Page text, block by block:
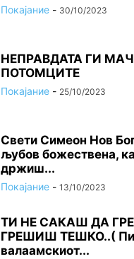
Покајание - 30/10/2023
НЕПРАВДАТА ГИ
ПОТОМЦИТЕ
Покајание - 25/10/2023
Свети Симеон Нов
љубов божествена,
држиш...
Покајание - 13/10/2023
ТИ НЕ САКАШ ДА
ГРЕШИШ ТЕШКО..(
валаамскиот...